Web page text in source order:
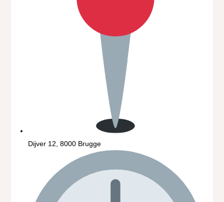
Dijver 12, 8000 Brugge